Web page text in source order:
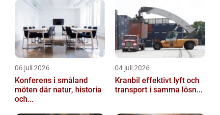
06 juli 2026
Konferens i småland
möten där natur, historia
och...
04 juli 2026
Kranbil effektivt lyft och
transport i samma lösn...